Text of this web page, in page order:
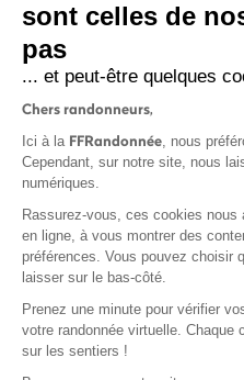
Protection
Politique de
sont celles de
pas
... et peut-être quelques
Chers randonneurs,
Ici à la FFRandonnée, nous
Cependant, sur notre site, nous
numériques.
Rassurez-vous, ces cookies nous
en ligne, à vous montrer des
préférences. Vous pouvez choisir
laisser sur le bas-côté.
Prenez une minute pour vérifier
votre randonnée virtuelle.
sur les sentiers !